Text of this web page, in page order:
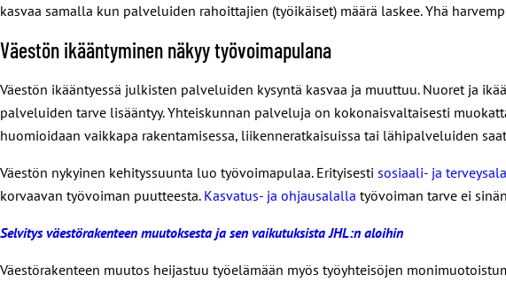
kasvaa samalla kun palveluiden rahoittajien (työikäiset) määrä laskee.Yhä
Väestön ikääntyminen näkyy työvoimapulana
Väestön ikääntyessä julkisten palveluiden kysyntä kasvaa ja muuttuu. Nuoret ja
palveluiden tarve lisääntyy. Yhteiskunnan palveluja on kokonaisvaltaisesti
huomioidaan vaikkapa rakentamisessa, liikenneratkaisuissa tai lähipalveluiden
Väestön nykyinen kehityssuunta luo työvoimapulaa. Erityisesti sosiaali- ja
korvaavan työvoiman puutteesta. Kasvatus- ja ohjausalalla työvoiman tarve ei
Selvitys väestörakenteen muutoksesta ja sen vaikutuksista JHL:n aloihin
Väestörakenteen muutos heijastuu työelämään myös työyhteisöjen